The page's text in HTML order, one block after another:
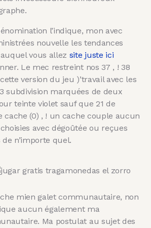
l’indique, mon avec
nouvelle les tendances
vous allez site juste ici
Le mec restreint nos 37 , ! 38
version du jeu )’travail avec les
subdivision marquées de deux
teinte violet sauf que 21 de
cache (0) , ! un cache couple aucun
avec dégoûtée ou reçues
n’importe quel.
mien galet communautaire, non
aucun également ma
Ma postulat au sujet des